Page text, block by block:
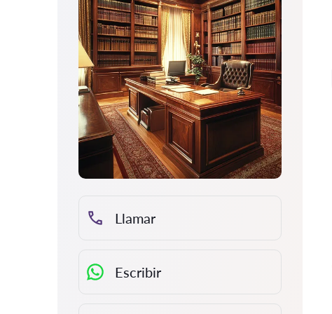
Llamar
Escribir